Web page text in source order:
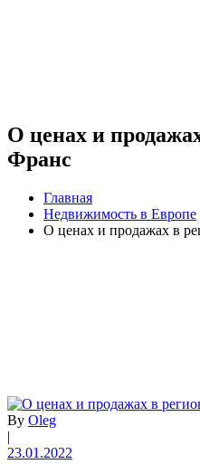
О ценах и
Франс
Главная
Недвижимость в Европе
О ценах и продажах в
By Oleg
|
23.01.2022